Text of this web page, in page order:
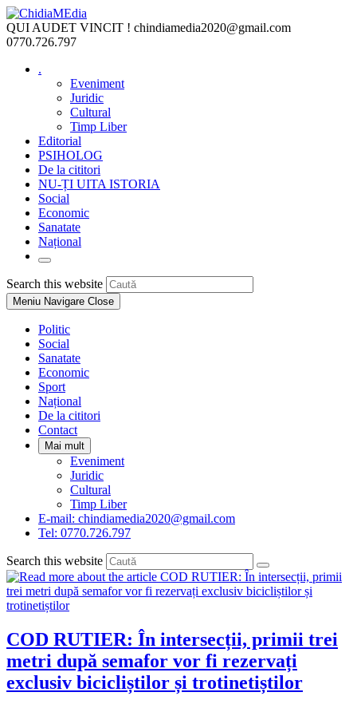
Skip
to
content
QUI AUDET VINCIT ! chindiamedia2020@gmail.com
0770.726.797
.
Eveniment
Juridic
Cultural
Timp Liber
Editorial
PSIHOLOG
De la cititori
NU-ȚI UITA ISTORIA
Social
Economic
Sanatate
Național
Toggle
website
search
Search this website
Escape
Meniu Navigare Close
Politic
Social
Sanatate
Economic
Sport
Național
De la cititori
Contact
Mai mult
Eveniment
Juridic
Cultural
Timp Liber
E-mail: chindiamedia2020@gmail.com
Tel: 0770.726.797
Search this website
COD RUTIER: În intersecții, primii trei
metri după semafor vor fi rezervați
exclusiv bicicliștilor și trotinetiștilor